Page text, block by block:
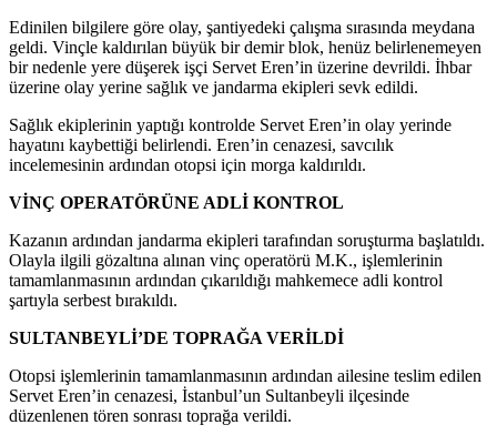
Edinilen bilgilere göre olay, şantiyedeki çalışma sırasında meydana
geldi. Vinçle kaldırılan büyük bir demir blok, henüz belirlenemeyen
bir nedenle yere düşerek işçi Servet Eren’in üzerine devrildi. İhbar
üzerine olay yerine sağlık ve jandarma ekipleri sevk edildi.
Sağlık ekiplerinin yaptığı kontrolde Servet Eren’in olay yerinde
hayatını kaybettiği belirlendi. Eren’in cenazesi, savcılık
incelemesinin ardından otopsi için morga kaldırıldı.
VİNÇ OPERATÖRÜNE ADLİ KONTROL
Kazanın ardından jandarma ekipleri tarafından soruşturma başlatıldı.
Olayla ilgili gözaltına alınan vinç operatörü M.K., işlemlerinin
tamamlanmasının ardından çıkarıldığı mahkemece adli kontrol
şartıyla serbest bırakıldı.
SULTANBEYLİ’DE TOPRAĞA VERİLDİ
Otopsi işlemlerinin tamamlanmasının ardından ailesine teslim edilen
Servet Eren’in cenazesi, İstanbul’un Sultanbeyli ilçesinde
düzenlenen tören sonrası toprağa verildi.